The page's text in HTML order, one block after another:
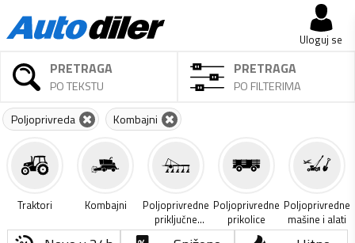
Uloguj se
PRETRAGA
PO TEKSTU
PRETRAGA
PO FILTERIMA
Poljoprivreda Kombajni
Traktori Kombajni
Poljoprivredne
priključne
mašine
Poljoprivredne
prikolice
Poljoprivredne
mašine i alati